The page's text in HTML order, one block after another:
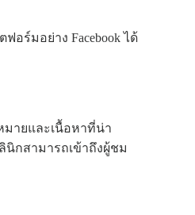
ร์มอย่าง Facebook ได้
มายและเนื้อหาที่น่า
นิกสามารถเข้าถึงผู้ชม